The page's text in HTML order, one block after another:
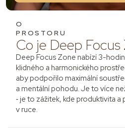
O
PROSTORU
Co je Deep Focus
Deep Focus Zone nabízí 3-
klidného a harmonického
aby podpořilo maximální
a mentální pohodu. Je to více
‑ je to zážitek, kde produktivita
v ruce.